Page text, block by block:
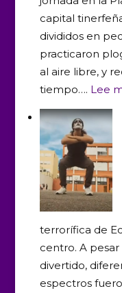
capital
divididos en
practicaron
al aire libre, y
tiempo…. Lee
terrorífica de
centro. A
divertido,
espectros